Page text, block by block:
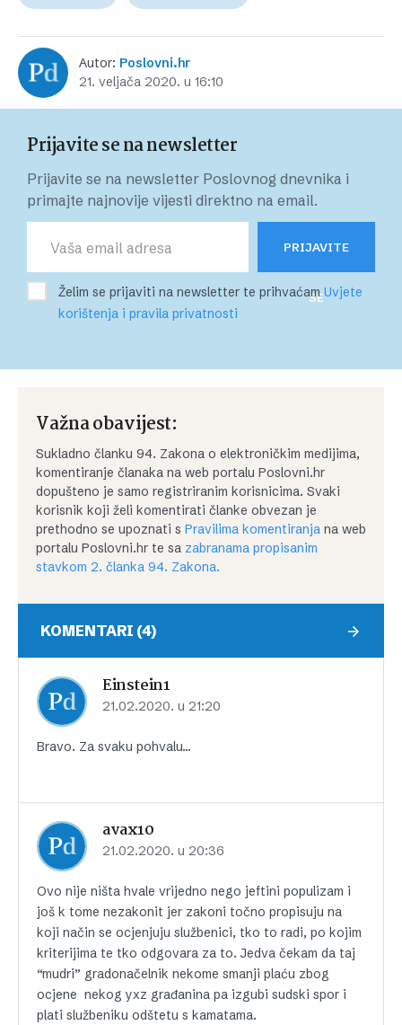
Autor: Poslovni.hr
21. veljača 2020. u 16:10
Prijavite se na newsletter
Prijavite se na newsletter Poslovnog dnevnika i
primajte najnovije vijesti direktno na email.
PRIJAVITE
SE
Želim se prijaviti na newsletter te prihvaćamUvjete
korištenja i pravila privatnosti
Važna obavijest:
Sukladno članku 94. Zakona o elektroničkim medijima,
komentiranje članaka na web portalu Poslovni.hr
dopušteno je samo registriranim korisnicima. Svaki
korisnik koji želi komentirati članke obvezan je
prethodno se upoznati s Pravilima komentiranja na web
portalu Poslovni.hr te sa zabranama propisanim
stavkom 2. članka 94. Zakona.
KOMENTARI (4)
Einstein1
21.02.2020. u 21:20
Bravo. Za svaku pohvalu…
avax10
21.02.2020. u 20:36
Ovo nije ništa hvale vrijedno nego jeftini populizam i
još k tome nezakonit jer zakoni točno propisuju na
koji način se ocjenjuju službenici, tko to radi, po kojim
kriterijima te tko odgovara za to. Jedva čekam da taj
“mudri” gradonačelnik nekome smanji plaću zbog
ocjene nekog yxz građanina pa izgubi sudski spor i
plati službeniku odštetu s kamatama.